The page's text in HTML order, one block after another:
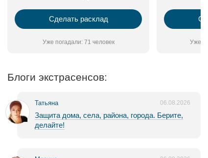
Блоги экстрасенсов:
Татьяна 06.08.2026
Защита дома, села, района, города. Берите,
делайте!
Сделать расклад
Уже погадали: 71 человек Уже